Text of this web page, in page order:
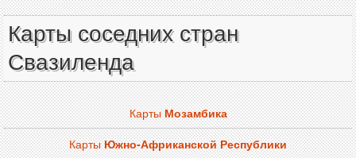
Карты соседних стран
Свазиленда
КартыМозамбика
КартыЮжно-Африканской Республики